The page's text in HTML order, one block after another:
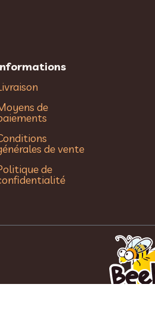
de
de vente
de